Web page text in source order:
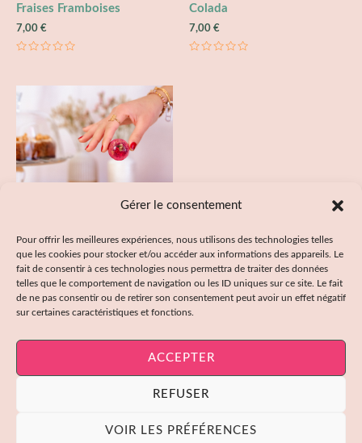
Gérer le consentement
Pour offrir les meilleures expériences, nous utilisons des technologies telles
que les cookies pour stocker et/ou accéder aux informations des appareils. Le
fait de consentir à ces technologies nous permettra de traiter des données
telles que le comportement de navigation ou les ID uniques sur ce site. Le fait
de ne pas consentir ou de retirer son consentement peut avoir un effet négatif
sur certaines caractéristiques et fonctions.
ACCEPTER
REFUSER
VOIR LES PRÉFÉRENCES
Fraises Framboises
7,00 €
Colada
7,00 €
Bombe à Infusion Fruitée
Cerise
7,00
sur